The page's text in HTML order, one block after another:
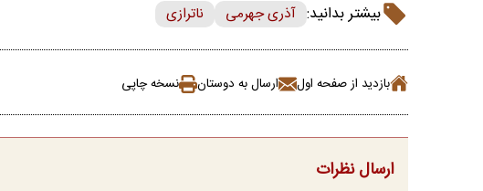
بیشتر بدانید: آذری جهرمی ناترازی
بازدید از صفحه اول ارسال به دوستان نسخه چاپی
ارسال نظرات